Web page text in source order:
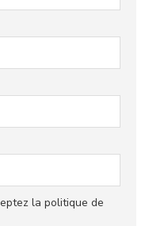
la politique de